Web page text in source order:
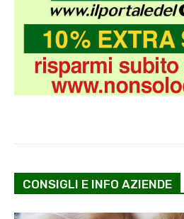
CONSIGLI E INFO AZIENDE